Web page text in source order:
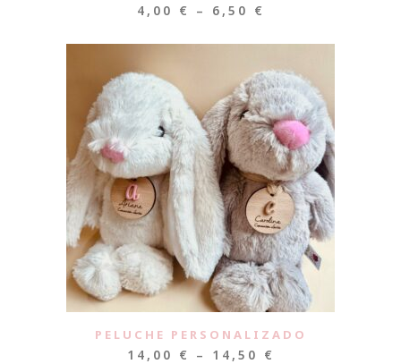
4,00 € – 6,50 €
PELUCHE PERSONALIZADO
14,00 € – 14,50 €